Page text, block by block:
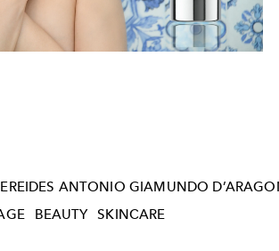
ANTONIO GIAMUNDO
BEAUTY SKINCARE